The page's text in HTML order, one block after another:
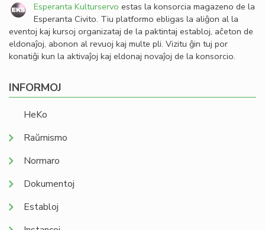
Esperanta Kulturservo estas la konsorcia magazeno de la
Esperanta Civito. Tiu platformo ebligas la aliĝon al la
eventoj kaj kursoj organizataj de la paktintaj establoj, aĉeton de
eldonaĵoj, abonon al revuoj kaj multe pli. Vizitu ĝin tuj por
konatiĝi kun la aktivaĵoj kaj eldonaj novaĵoj de la konsorcio.
INFORMOJ
HeKo
Raŭmismo
Normaro
Dokumentoj
Establoj